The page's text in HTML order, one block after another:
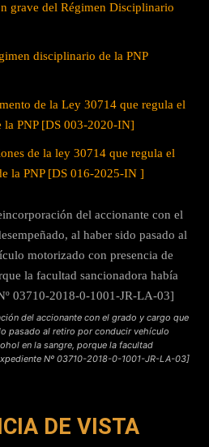
grave del Régimen Disciplinario
disciplinario de la PNP
de la Ley 30714 que regula el
PNP [DS 003-2020-IN]
de la ley 30714 que regula el
la PNP [DS 016-2025-IN ]
del accionante con el grado y cargo que
pasado al retiro por conducir vehículo
en la sangre, porque la facultad
Nº 03710-2018-0-1001-JR-LA-03]
DE VISTA